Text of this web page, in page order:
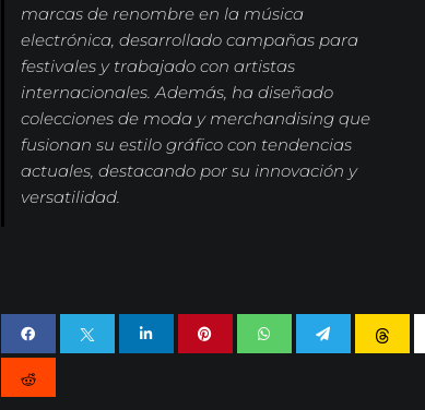
marcas de renombre en la música
electrónica, desarrollado campañas para
festivales y trabajado con artistas
internacionales. Además, ha diseñado
colecciones de moda y merchandising que
fusionan su estilo gráfico con tendencias
actuales, destacando por su innovación y
versatilidad.